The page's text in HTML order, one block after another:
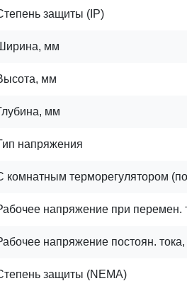
защиты (IP)
мм
мм
мм
напряжения
комнатным терморегулятором
напряжение при перемен.
напряжение постоян.
защиты (NEMA)